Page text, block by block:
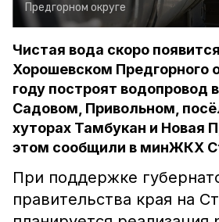
Предгорном округе
Чистая вода скоро
Хорошевском Предгорного
году построят водопровод
Садовом, Привольном,
хуторах Тамбукан и Новая
этом сообщили в минЖКХ
При поддержке
правительства края на